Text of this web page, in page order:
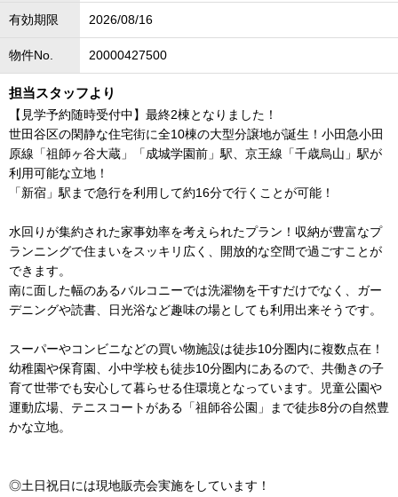
有効期限 2026/08/16
物件No. 20000427500
担当スタッフより
【見学予約随時受付中】最終2棟となりました！
世田谷区の閑静な住宅街に全10棟の大型分譲地が誕生！小田急小田
原線「祖師ヶ谷大蔵」「成城学園前」駅、京王線「千歳烏山」駅が
利用可能な立地！
「新宿」駅まで急行を利用して約16分で行くことが可能！
水回りが集約された家事効率を考えられたプラン！収納が豊富なプ
ランニングで住まいをスッキリ広く、開放的な空間で過ごすことが
できます。
南に面した幅のあるバルコニーでは洗濯物を干すだけでなく、ガー
デニングや読書、日光浴など趣味の場としても利用出来そうです。
スーパーやコンビニなどの買い物施設は徒歩10分圏内に複数点在！
幼稚園や保育園、小中学校も徒歩10分圏内にあるので、共働きの子
育て世帯でも安心して暮らせる住環境となっています。児童公園や
運動広場、テニスコートがある「祖師谷公園」まで徒歩8分の自然豊
かな立地。
◎土日祝日には現地販売会実施をしています！